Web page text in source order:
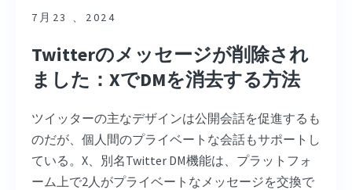
7月23 、2024
Twitterのメッセージが削除され
ました：XでDMを消去する方法
ツイッターの主なデザインは公開会話を促進するも
のだが、個人間のプライベートな会話もサポートし
ている。X、別名Twitter DM機能は、プラットフォ
ーム上で2人がプライベートなメッセージを交換で